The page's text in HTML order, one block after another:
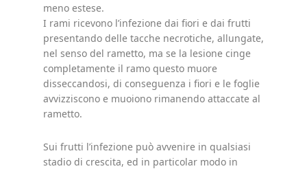
meno estese.
I rami ricevono l’infezione dai fiori e dai frutti
presentando delle tacche necrotiche, allungate,
nel senso del rametto, ma se la lesione cinge
completamente il ramo questo muore
disseccandosi, di conseguenza i fiori e le foglie
avvizziscono e muoiono rimanendo attaccate al
rametto.
Sui frutti l’infezione può avvenire in qualsiasi
stadio di crescita, ed in particolar modo in